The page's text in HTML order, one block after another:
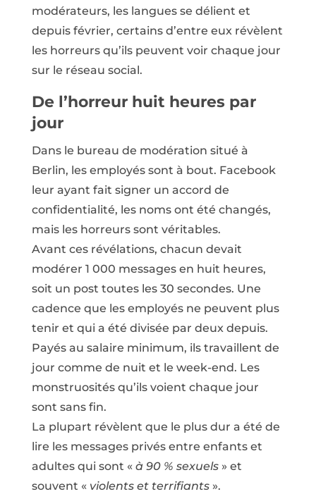
modérateurs, les langues se délient et
depuis février, certains d’entre eux révèlent
les horreurs qu’ils peuvent voir chaque jour
sur le réseau social.
De l’horreur huit heures par
jour
Dans le bureau de modération situé à
Berlin, les employés sont à bout. Facebook
leur ayant fait signer un accord de
confidentialité, les noms ont été changés,
mais les horreurs sont véritables.
Avant ces révélations, chacun devait
modérer 1 000 messages en huit heures,
soit un post toutes les 30 secondes. Une
cadence que les employés ne peuvent plus
tenir et qui a été divisée par deux depuis.
Payés au salaire minimum, ils travaillent de
jour comme de nuit et le week-end. Les
monstruosités qu’ils voient chaque jour
sont sans fin.
La plupart révèlent que le plus dur a été de
lire les messages privés entre enfants et
adultes qui sont « à 90 % sexuels» et
souvent « violents et terrifiants ».